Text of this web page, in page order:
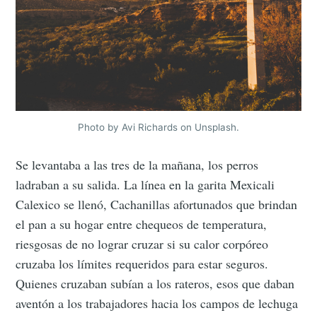
Photo by Avi Richards on Unsplash.
Se levantaba a las tres de la mañana, los perros
ladraban a su salida. La línea en la garita Mexicali
Calexico se llenó, Cachanillas afortunados que brindan
el pan a su hogar entre chequeos de temperatura,
riesgosas de no lograr cruzar si su calor corpóreo
cruzaba los límites requeridos para estar seguros.
Quienes cruzaban subían a los rateros, esos que daban
aventón a los trabajadores hacia los campos de lechuga